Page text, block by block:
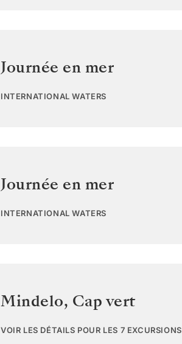
Journée en mer
INTERNATIONAL WATERS
Journée en mer
INTERNATIONAL WATERS
Mindelo, Cap vert
VOIR LES DÉTAILS POUR LES 7 EXCURSIONS